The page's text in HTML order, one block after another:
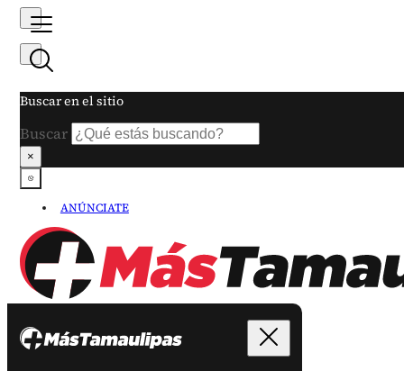
Buscar en el sitio
Buscar
×
ANÚNCIATE